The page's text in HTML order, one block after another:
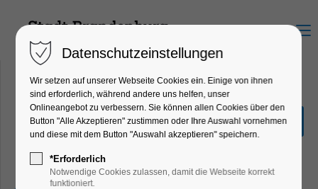
Menu
ERLESENES
Kabarettistische Lesung
Lesung
Datenschutzeinstellungen
Wir setzen auf unserer Webseite Cookies ein. Einige von ihnen
sind erforderlich, während andere uns helfen, unser
Onlineangebot zu verbessern. Sie können allen Cookies über den
Button "Alle Akzeptieren" zustimmen oder Ihre Auswahl vornehmen
und diese mit dem Button "Auswahl akzeptieren" speichern.
*Erforderlich
Notwendige Cookies zulassen, damit die Webseite korrekt
funktioniert.